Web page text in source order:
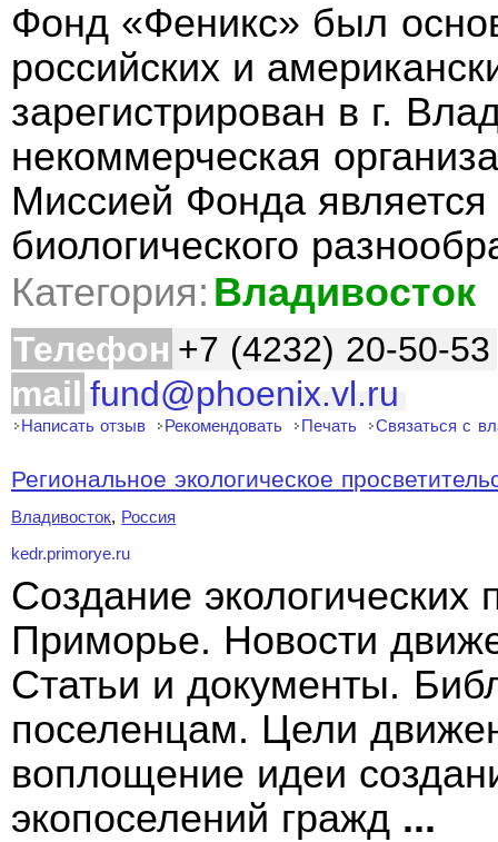
Фонд «Феникс» был
российских и
зарегистрирован в г.
некоммерческая
Миссией Фонда является
биологического
Категория: Владивосток
Телефон +7 (4232) 20-50-53
mail fund@phoenix.vl.ru
Написать отзыв Рекомендовать Печать Связаться с
Региональное экологическое
Владивосток, Россия
kedr.primorye.ru
Создание
Приморье. Новости
Статьи и документы.
поселенцам. Цели
воплощение идеи
экопоселений гражд ...